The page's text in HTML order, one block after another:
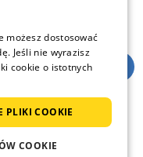
prawa
możesz dostosować
Jeśli nie wyrazisz
cookie o istotnych
PLIKI COOKIE
COOKIE